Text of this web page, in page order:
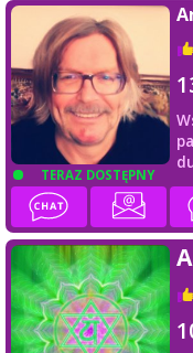
TERAZ DOSTĘPNY